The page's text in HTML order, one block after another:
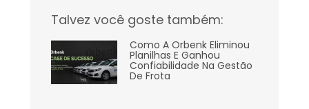
Talvez você goste também:
Como A Orbenk Eliminou
Planilhas E Ganhou
Confiabilidade Na Gestão
De Frota